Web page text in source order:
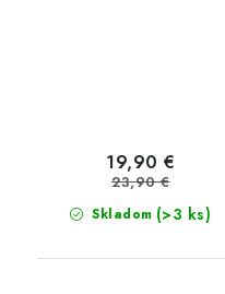
Skladom (>3 ks)
19,90 €
23,90 €